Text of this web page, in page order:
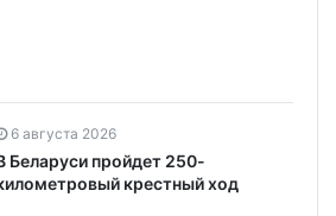
6 августа 2026
Беларуси пройдет 250-
крестный ход